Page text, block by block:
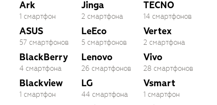
Ark
1 смартфон
ASUS
57 смартфонов
BlackBerry
4 смартфона
Blackview
1 смартфон
Jinga
2 смартфона
LeEco
5 смартфонов
Lenovo
26 смартфонов
LG
44 смартфона
TECNO
14 смартфонов
Vertex
2 смартфона
Vivo
28 смартфонов
Vsmart
1 смартфон